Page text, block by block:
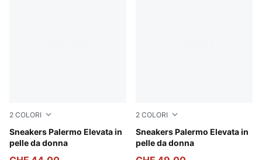
2 COLORI
Sneakers Palermo Elevata in
pelle da donna
PUMA White-Gum
2 COLORI
Sneakers Palermo Elevata in
pelle da donna
PUMA Black-Gum